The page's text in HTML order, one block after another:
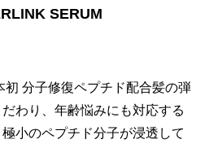
SERUM
初 分子修復ペプチド配合髪の弾
わり、年齢悩みにも対応する
小のペプチド分子が浸透して